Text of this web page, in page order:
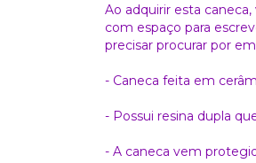
Ao adquirir esta
com espaço para
precisar procurar por
- Caneca feita em
- Possui resina dupla
- A caneca vem